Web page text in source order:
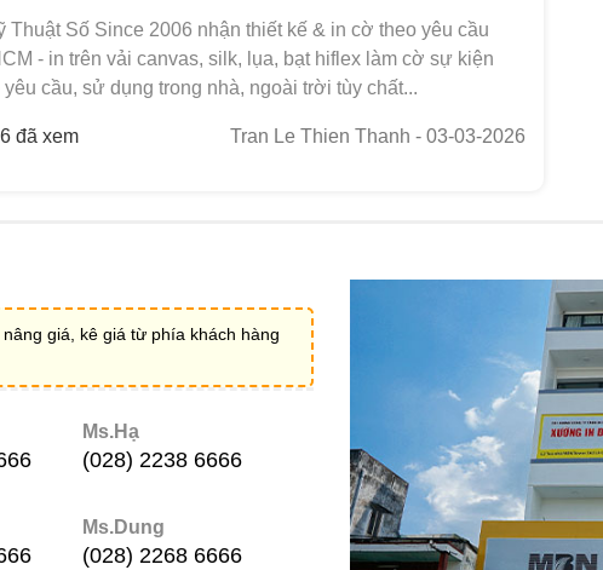
Thuật Số Since 2006 nhận thiết kế & in cờ theo yêu cầu
- in trên vải canvas, silk, lụa, bạt hiflex làm cờ sự kiện
yêu cầu, sử dụng trong nhà, ngoài trời tùy chất...
đã xem Tran Le Thien Thanh - 03-03-2026
giá, kê giá từ phía khách hàng
Ms.Hạ
(028) 2238 6666
Ms.Dung
(028) 2268 6666